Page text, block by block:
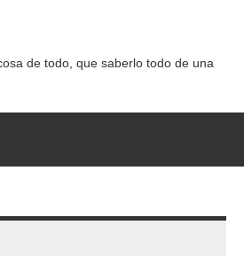
de todo, que saberlo todo de una